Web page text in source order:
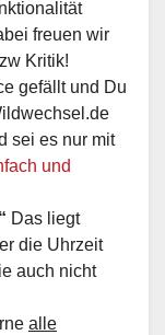
freuen wir
Kritik!
gefällt und Du
sei es nur mit
und
Das liegt
die Uhrzeit
auch nicht
alle